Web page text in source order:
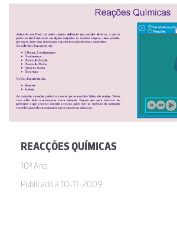
REACÇÕES QUÍMICAS
10º Ano
Publicado a 10-11-2009